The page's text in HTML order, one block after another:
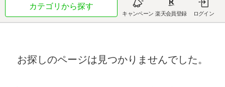
カテゴリから探す
キャンペーン 楽天会員登録 ログイン
お探しのページは見つかりませんでした。